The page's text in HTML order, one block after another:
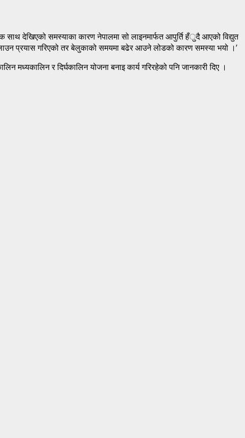
देखिएको समस्याका कारण नेपालमा सो लाइनमार्फत आपुर्ति हँुदै आएको विद्युत
प्रयास गरिएको तर बेलुकाको समयमा बढेर आउने लोडको कारण समस्या भयो ।’
मध्यकालिन र दिर्घकालिन योजना बनाइ कार्य गरिरहेको पनि जानकारी दिए ।